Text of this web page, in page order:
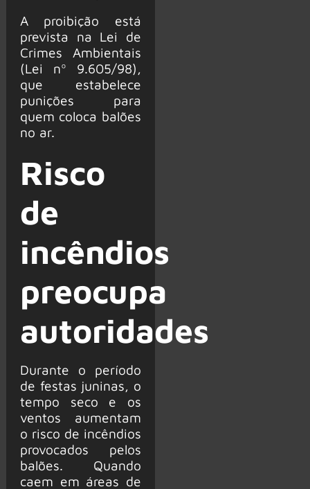
A proibição está
prevista na Lei de
Crimes Ambientais
(Lei nº 9.605/98),
que estabelece
punições para
quem coloca balões
no ar.
Risco
de
incêndios
preocupa
autoridades
Durante o período
de festas juninas, o
tempo seco e os
ventos aumentam
o risco de incêndios
provocados pelos
balões. Quando
caem em áreas de